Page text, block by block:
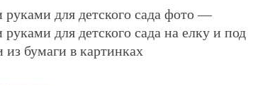
для детского сада фото —
для детского сада на елку и под
бумаги в картинках